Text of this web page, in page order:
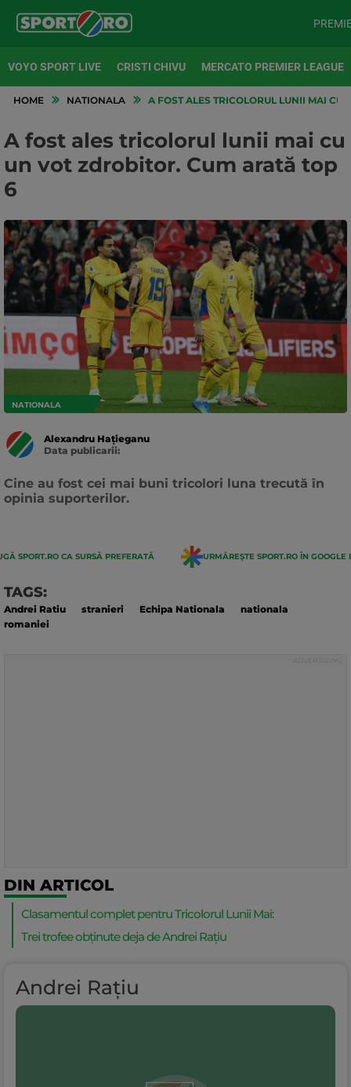
VOYO SPORT LIVE CRISTI CHIVU MERCATO PREMIER LEAGUE
HOME NATIONALA A FOST ALES TRICOLORUL LUNII MAI CU
A fost ales tricolorul lunii mai cu
un vot zdrobitor. Cum arată top
6
NATIONALA
Alexandru Hațieganu
Data publicarii:
Cine au fost cei mai buni tricolori luna trecută în
opinia suporterilor.
SPORT.RO CA SURSĂ PREFERATĂ URMĂREȘTE SPORT.RO ÎN GOOGLE
TAGS:
Andrei Ratiu stranieri Echipa Nationala
nationala
romaniei
DIN ARTICOL
Clasamentul complet pentru Tricolorul Lunii Mai:
Trei trofee obținute deja de Andrei Rațiu
Andrei Rațiu